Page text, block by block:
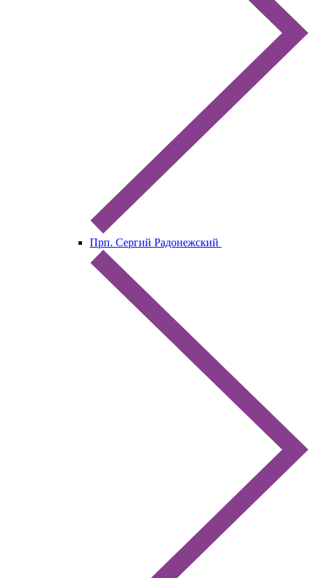
Прп. Сергий Радонежский